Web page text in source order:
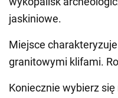
jaskiniowe.
Miejsce
granitowymi klifami.
Koniecznie wybierz